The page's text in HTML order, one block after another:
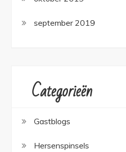
september 2019
Categorieën
Gastblogs
Hersenspinsels